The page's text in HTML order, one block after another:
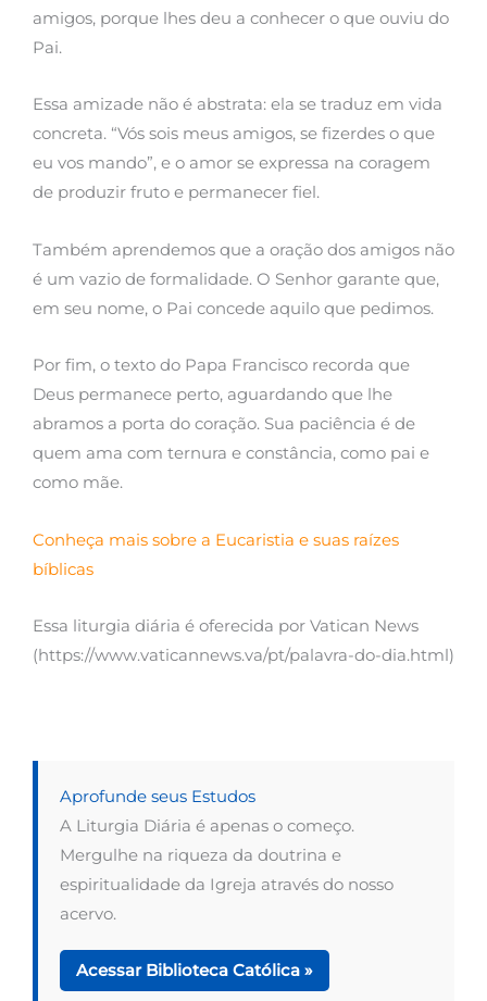
amigos, porque lhes deu a conhecer o que ouviu do
Pai.
Essa amizade não é abstrata: ela se traduz em vida
concreta. “Vós sois meus amigos, se fizerdes o que
eu vos mando”, e o amor se expressa na coragem
de produzir fruto e permanecer fiel.
Também aprendemos que a oração dos amigos não
é um vazio de formalidade. O Senhor garante que,
em seu nome, o Pai concede aquilo que pedimos.
Por fim, o texto do Papa Francisco recorda que
Deus permanece perto, aguardando que lhe
abramos a porta do coração. Sua paciência é de
quem ama com ternura e constância, como pai e
como mãe.
Conheça mais sobre a Eucaristia e suas raízes
bíblicas
Essa liturgia diária é oferecida por Vatican News
(https://www.vaticannews.va/pt/palavra-do-dia.html)
Aprofunde seus Estudos
A Liturgia Diária é apenas o começo.
Mergulhe na riqueza da doutrina e
espiritualidade da Igreja através do nosso
acervo.
Acessar Biblioteca Católica »